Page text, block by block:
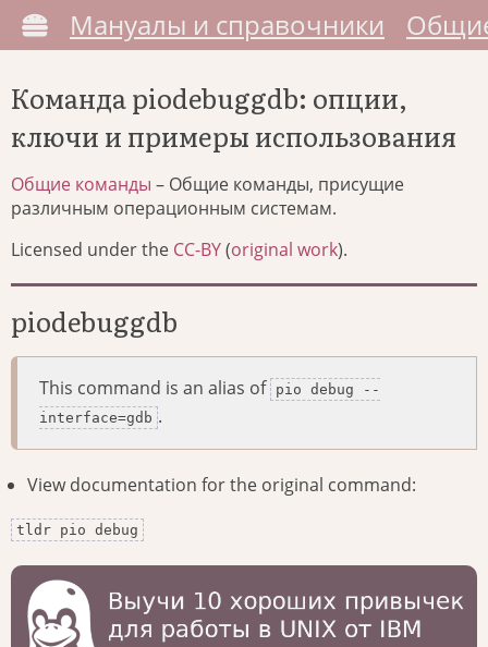
Мануалы и справочники
Команда piodebuggdb: опции,
ключи и примеры использования
Общие команды – Общие команды, присущие
различным операционным системам.
Licensed under the CC-BY(original work).
piodebuggdb
This command is an alias of pio debug --
interface=gdb .
View documentation for the original command:
tldr pio debug